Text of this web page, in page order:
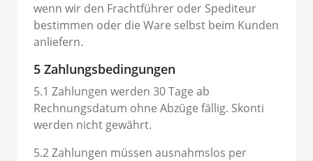
wenn wir den Frachtführer oder Spediteur
bestimmen oder die Ware selbst beim Kunden
anliefern.
5 Zahlungsbedingungen
5.1 Zahlungen werden 30 Tage ab
Rechnungsdatum ohne Abzüge fällig. Skonti
werden nicht gewährt.
5.2 Zahlungen müssen ausnahmslos per